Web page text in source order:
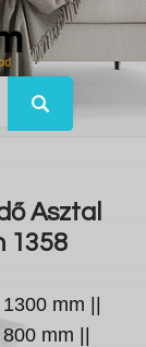
Asztal
1358
mm ||
mm ||